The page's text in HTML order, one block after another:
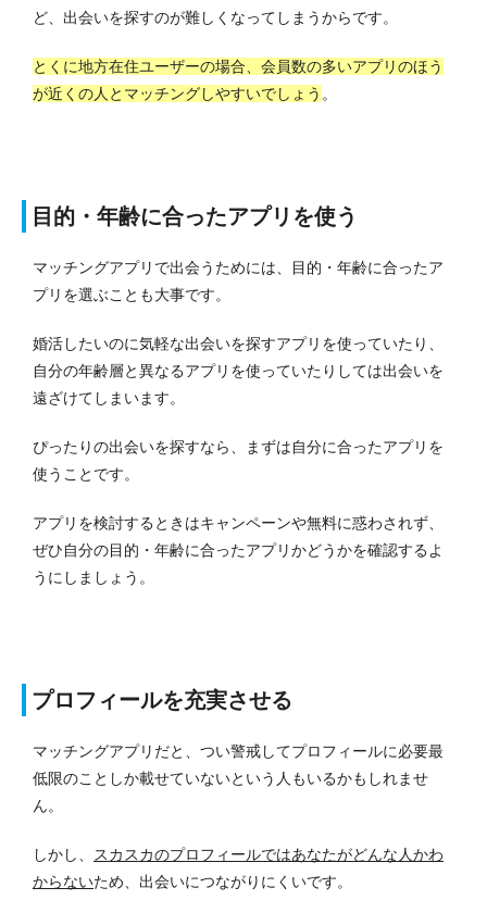
ど、出会いを探すのが難しくなってしまうからです。
とくに地方在住ユーザーの場合、会員数の多いアプリのほう
が近くの人とマッチングしやすいでしょう 。
目的・年齢に合ったアプリを使う
マッチングアプリで出会うためには、目的・年齢に合ったア
プリを選ぶことも大事です。
婚活したいのに気軽な出会いを探すアプリを使っていたり、
自分の年齢層と異なるアプリを使っていたりしては出会いを
遠ざけてしまいます。
ぴったりの出会いを探すなら、まずは自分に合ったアプリを
使うことです。
アプリを検討するときはキャンペーンや無料に惑わされず、
ぜひ自分の目的・年齢に合ったアプリかどうかを確認するよ
うにしましょう。
プロフィールを充実させる
マッチングアプリだと、つい警戒してプロフィールに必要最
低限のことしか載せていないという人もいるかもしれませ
ん。
しかし、
スカスカのプロフィールではあなたがどんな人かわ
からないため、出会いにつながりにくいです。